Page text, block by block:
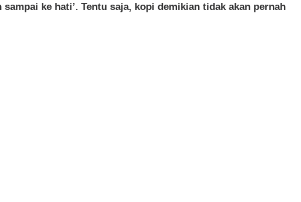
ke hati’. Tentu saja, kopi demikian tidak akan pernah